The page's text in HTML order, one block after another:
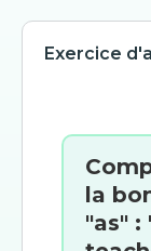
Exercice
la
"as" :